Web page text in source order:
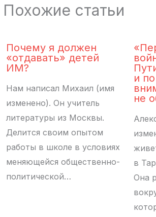
Похожие статьи
Почему я должен
«отдавать» детей
ИМ?
Нам написал Михаил (имя
изменено). Он учитель
литературы из Москвы.
Делится своим опытом
работы в школе в условиях
меняющейся общественно-
политической…
и
не
в
Она